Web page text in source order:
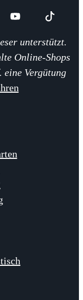
unterstützt.
Online-Shops
eine Vergütung